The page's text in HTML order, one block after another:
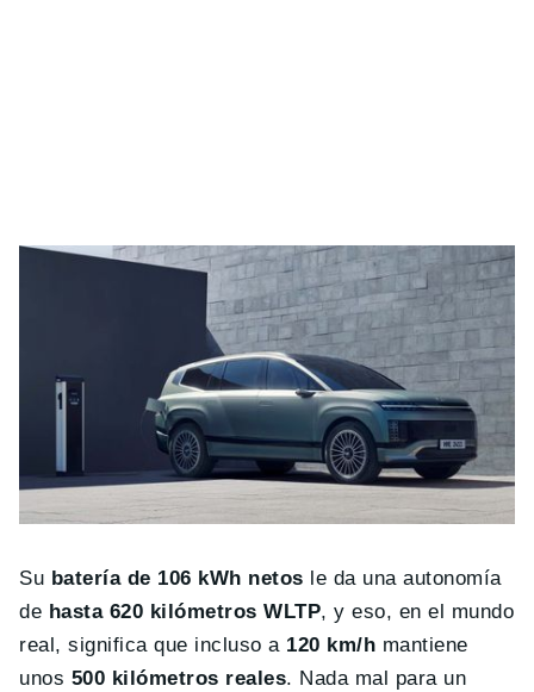
Su batería de 106 kWh netos le da una autonomía
de hasta 620 kilómetros WLTP, y eso, en el mundo
real, significa que incluso a 120 km/h mantiene
unos 500 kilómetros reales. Nada mal para un